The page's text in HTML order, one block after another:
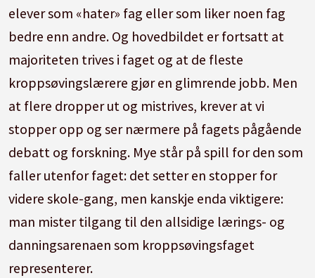
elever som «hater» fag eller som liker noen fag
bedre enn andre. Og hovedbildet er fortsatt at
majoriteten trives i faget og at de fleste
kroppsøvingslærere gjør en glimrende jobb. Men
at flere dropper ut og mistrives, krever at vi
stopper opp og ser nærmere på fagets pågående
debatt og forskning. Mye står på spill for den som
faller utenfor faget: det setter en stopper for
videre skole-gang, men kanskje enda viktigere:
man mister tilgang til den allsidige lærings- og
danningsarenaen som kroppsøvingsfaget
representerer.